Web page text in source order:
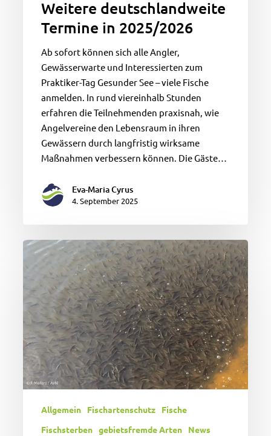
2025/2026
Weitere deutschlandweite
Termine in 2025/2026
Ab sofort können sich alle Angler,
Gewässerwarte und Interessierten zum
Praktiker-Tag Gesunder See – viele Fische
anmelden. In rund viereinhalb Stunden
erfahren die Teilnehmenden praxisnah, wie
Angelvereine den Lebensraum in ihren
Gewässern durch langfristig wirksame
Maßnahmen verbessern können. Die Gäste…
Eva-Maria Cyrus
4. September 2025
Würmsee
3000
Fische
ziehen
um!
Allgemein Fischartenschutz
Fische
Fischsterben gebietsfremde Arten News